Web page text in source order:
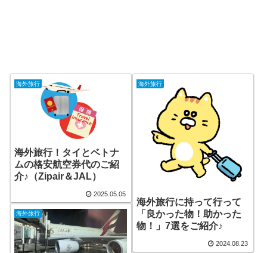
海外旅行
海外旅行！タイとベトナ
ムの格安航空券代のご紹
介♪（Zipair＆JAL）
2025.05.05
海外旅行
海外旅行に持って行って
「良かった物！助かった
物！」7選をご紹介♪
2024.08.23
海外旅行